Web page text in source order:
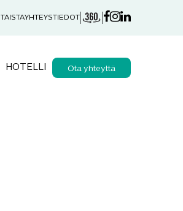
YHTEYSTIEDOT
HOTELLI Ota yhteyttä